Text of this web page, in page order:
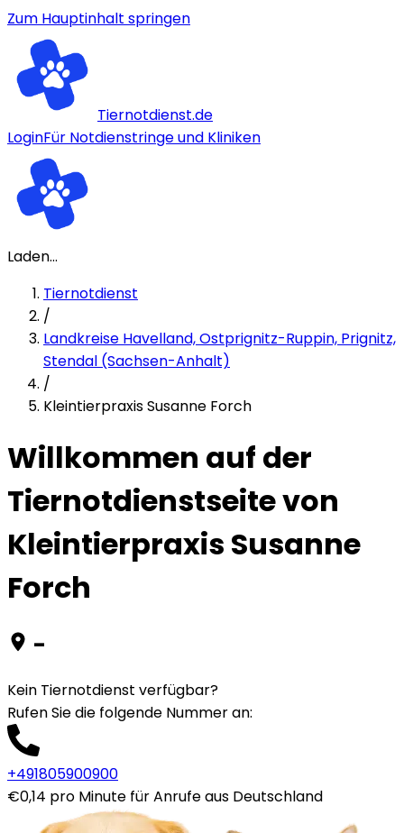
Zum Hauptinhalt springen
Tiernotdienst.de
LoginFür Notdienstringe und Kliniken
Laden...
Tiernotdienst
/
Landkreise Havelland, Ostprignitz-Ruppin, Prignitz,
Stendal (Sachsen-Anhalt)
/
Kleintierpraxis Susanne Forch
Willkommen auf der
Tiernotdienstseite von
Kleintierpraxis Susanne
Forch
-
Kein Tiernotdienst verfügbar?
Rufen Sie die folgende Nummer an:
+491805900900
€0,14 pro Minute für Anrufe aus Deutschland